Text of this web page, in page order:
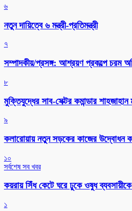
৬
নতুন দায়িত্বে ৬ মন্ত্রী-প্রতিমন্ত্রী
৭
সম্পাদকীয়/প্রসঙ্গ: আশ্রয়ণ প্রকল্পে চরম
৮
মুক্তিযুদ্ধের সাব-সেক্টর কমান্ডার শাহজাহান
৯
কলারোয়ায় নতুন সড়কের কাজের উদ্বোধন
১০
সর্বশেষ সব খবর
কয়রায় সিঁধ কেটে ঘরে ঢুকে ওষুধ
১